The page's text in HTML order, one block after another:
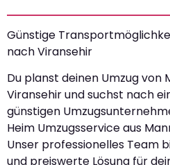
Günstige
nach Viransehir
Du planst deinen Umzug von
Viransehir und suchst nach
günstigen
Heim Umzugsservice aus
Unser professionelles Team
und preiswerte Lösung für